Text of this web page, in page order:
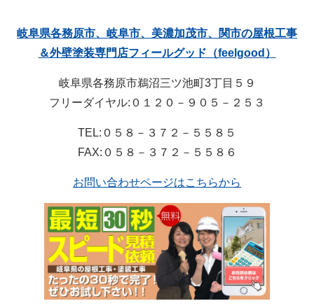
岐阜県各務原市、岐阜市、美濃加茂市、関市の屋根工事
＆外壁塗装専門店フィールグッド（feelgood）
岐阜県各務原市鵜沼三ツ池町3丁目５９
フリーダイヤル:０１２０－９０５－２５３
TEL:０５８－３７２－５５８５
FAX:０５８－３７２－５５８６
お問い合わせページはこちらから